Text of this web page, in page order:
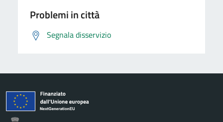
Problemi in città
Segnala disservizio